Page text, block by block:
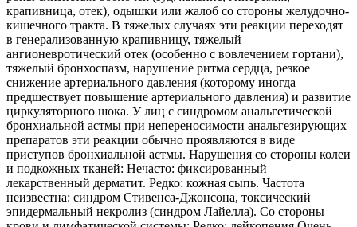
крапивница, отек), одышки или жалоб со стороны желудочно-
кишечного тракта. В тяжелых случаях эти реакции переходят
в ге­нерализованную крапивницу, тяжелый
ангионевротический отек (особенно с вовлечением гортани),
тяжелый бронхоспазм, нарушение ритма сердца, резкое
снижение артериального давления (которому иногда
предшествует повышение артериального давления) и развитие
циркуляторного шока. У лиц с синдромом анальгетической
бронхиальной астмы при непереносимости анальгезирующих
препаратов эти реакции обычно проявляются в виде
приступов бронхиальной астмы. Нарушения со стороны колеи
и подкожных тканей: Нечасто: фиксированный
лекарственный дерматит. Редко: кожная сыпь. Частота
неизвестна: синдром Стивенса-Джонсона, токсический
эпидермальный некролиз (синдром Лайелла). Со стороны